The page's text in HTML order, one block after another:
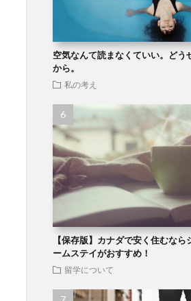
空気なんて読まなくていい。どう
から。
私の考え
【保存版】カナダで安く住むな
ームステイがおすすめ！
留学について